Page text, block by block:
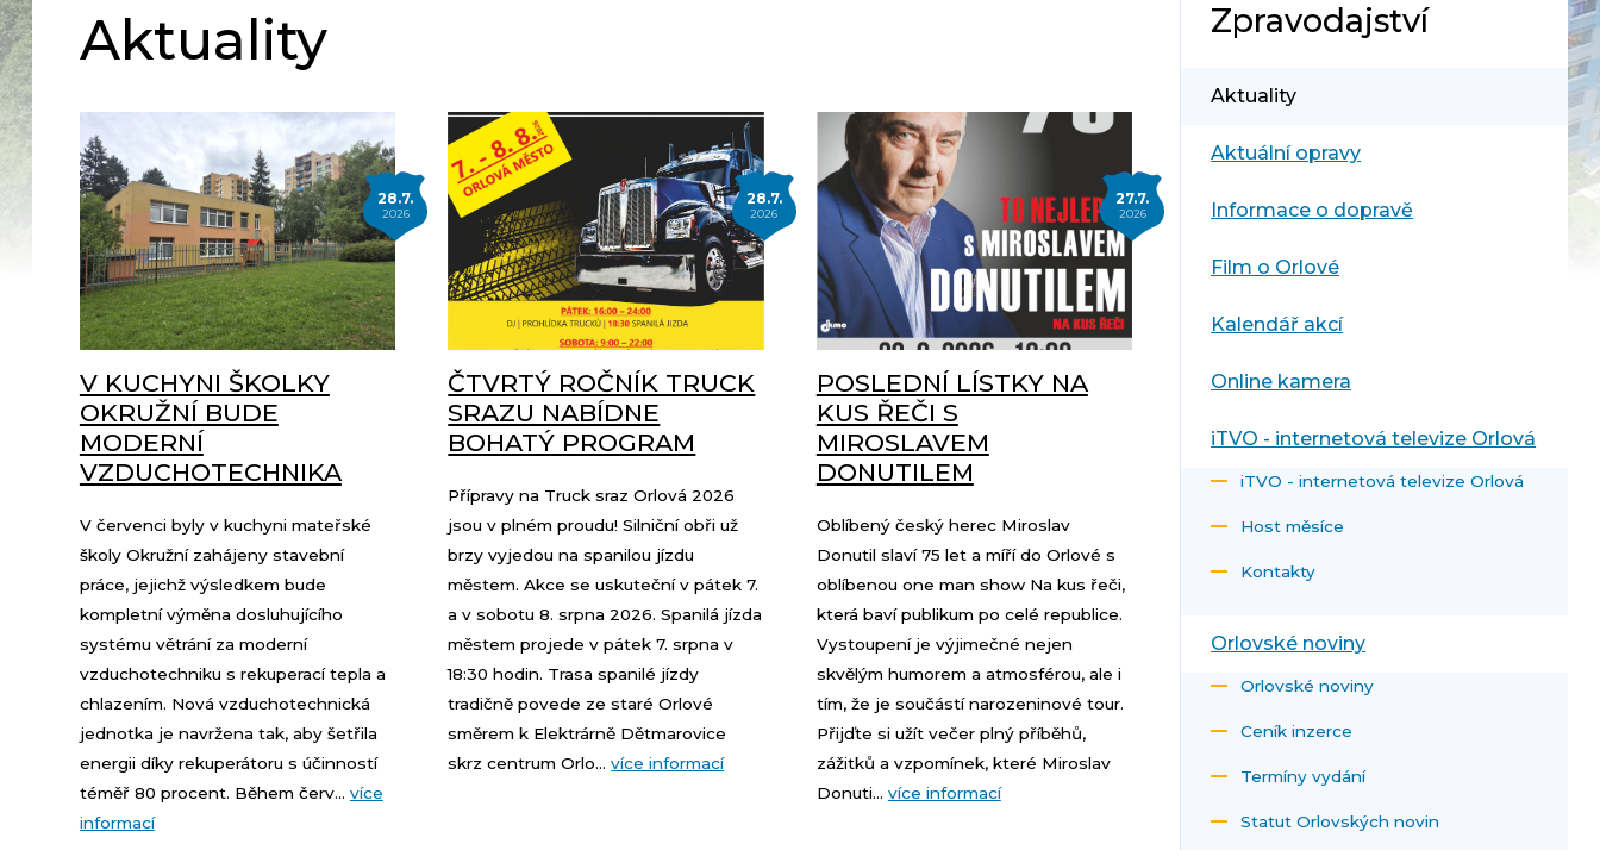
Aktuality
28.7.
2026
V KUCHYNI ŠKOLKY
OKRUŽNÍ BUDE
MODERNÍ
VZDUCHOTECHNIKA
V červenci byly v kuchyni mateřské
školy Okružní zahájeny stavební
práce, jejichž výsledkem bude
kompletní výměna dosluhujícího
systému větrání za moderní
vzduchotechniku s rekuperací tepla a
chlazením. Nová vzduchotechnická
jednotka je navržena tak, aby šetřila
energii díky rekuperátoru s účinností
téměř 80 procent. Během červ... více
informací
28.7.
2026
ČTVRTÝ ROČNÍK TRUCK
SRAZU NABÍDNE
BOHATÝ PROGRAM
Přípravy na Truck sraz Orlová 2026
jsou v plném proudu! Silniční obři už
brzy vyjedou na spanilou jízdu
městem. Akce se uskuteční v pátek 7.
a v sobotu 8. srpna 2026. Spanilá jízda
městem projede v pátek 7. srpna v
18:30 hodin. Trasa spanilé jízdy
tradičně povede ze staré Orlové
směrem k Elektrárně Dětmarovice
skrz centrum Orlo...více informací
27.7.
2026
POSLEDNÍ LÍSTKY NA
KUS ŘEČI S
MIROSLAVEM
DONUTILEM
Oblíbený český herec Miroslav
Donutil slaví 75 let a míří do Orlové s
oblíbenou one man show Na kus řeči,
která baví publikum po celé republice.
Vystoupení je výjimečné nejen
skvělým humorem a atmosférou, ale i
tím, že je součástí narozeninové tour.
Přijďte si užít večer plný příběhů,
zážitků a vzpomínek, které Miroslav
Donuti... více informací
Zpravodajství
Aktuality
Aktuální opravy
Informace o dopravě
Film o Orlové
Kalendář akcí
Online kamera
iTVO - internetová televize Orlová
iTVO - internetová televize Orlová
Host měsíce
Kontakty
Orlovské noviny
Orlovské noviny
Ceník inzerce
Termíny vydání
Statut Orlovských novin